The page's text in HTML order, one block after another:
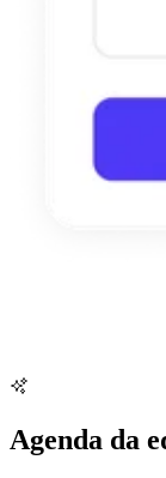
Agenda da